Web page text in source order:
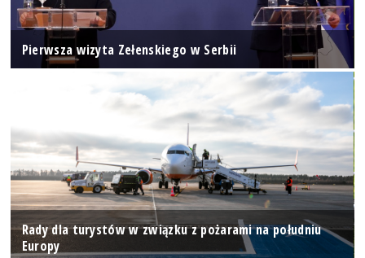
Pierwsza wizyta Zełenskiego w Serbii
Rady dla turystów w związku z pożarami na południu
Europy